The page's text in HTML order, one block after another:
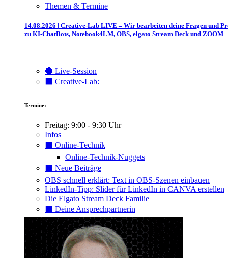
Themen & Termine
14.08.2026 | Creative-Lab LIVE – Wir bearbeiten deine Fragen und
zu KI-ChatBots, Notebook4LM, OBS, elgato Stream Deck und ZOOM
🔴 Live-Session
⬛️ Creative-Lab:
Termine:
Freitag: 9:00 - 9:30 Uhr
Infos
⬛️ Online-Technik
Online-Technik-Nuggets
⬛️ Neue Beiträge
OBS schnell erklärt: Text in OBS-Szenen einbauen
LinkedIn-Tipp: Slider für LinkedIn in CANVA erstellen
Die Elgato Stream Deck Familie
⬛️ Deine Ansprechpartnerin